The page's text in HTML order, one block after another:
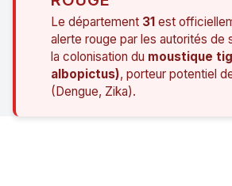
Le département 31 est
alerte rouge par les autorités de
la colonisation du moustique
albopictus), porteur potentiel
(Dengue, Zika).